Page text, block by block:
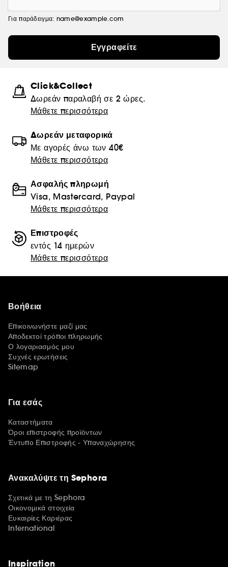
Για παράδειγμα: name@example.com
Εγγραφείτε
Click&Collect
Δωρεάν παραλαβή σε 2 ώρες.
Μάθετε περισσότερα
Δωρεάν μεταφορικά
Με αγορές άνω των 40€
Μάθετε περισσότερα
Ασφαλής πληρωμή
Visa, Mastercard, Paypal
Μάθετε περισσότερα
Επιστροφές
εντός 14 ημερών
Μάθετε περισσότερα
Βοήθεια
Επικοινωνήστε μαζί μας
Αποδεκτοί τρόποι πληρωμής
Ο λογαριασμός μου
Συχνές ερωτήσεις
Sitemap
Για εσάς
Καταστήματα
Όροι επιστροφής προϊόντων
Έντυπο Επιστροφής - Υπαναχώρησης
Ανακαλύψτε τη Sephora
Σχετικά με τη Sephora
Οικονομικά στοιχεία
Ευκαιρίες Καριέρας
International
Inspiration